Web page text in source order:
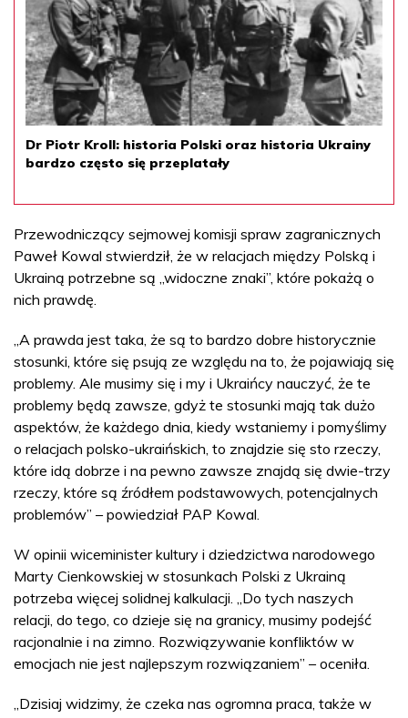
Dr Piotr Kroll: historia Polski oraz historia Ukrainy
bardzo często się przeplatały
Przewodniczący sejmowej komisji spraw zagranicznych
Paweł Kowal stwierdził, że w relacjach między Polską i
Ukrainą potrzebne są „widoczne znaki”, które pokażą o
nich prawdę.
„A prawda jest taka, że są to bardzo dobre historycznie
stosunki, które się psują ze względu na to, że pojawiają się
problemy. Ale musimy się i my i Ukraińcy nauczyć, że te
problemy będą zawsze, gdyż te stosunki mają tak dużo
aspektów, że każdego dnia, kiedy wstaniemy i pomyślimy
o relacjach polsko-ukraińskich, to znajdzie się sto rzeczy,
które idą dobrze i na pewno zawsze znajdą się dwie-trzy
rzeczy, które są źródłem podstawowych, potencjalnych
problemów” – powiedział PAP Kowal.
W opinii wiceminister kultury i dziedzictwa narodowego
Marty Cienkowskiej w stosunkach Polski z Ukrainą
potrzeba więcej solidnej kalkulacji. „Do tych naszych
relacji, do tego, co dzieje się na granicy, musimy podejść
racjonalnie i na zimno. Rozwiązywanie konfliktów w
emocjach nie jest najlepszym rozwiązaniem” – oceniła.
„Dzisiaj widzimy, że czeka nas ogromna praca, także w